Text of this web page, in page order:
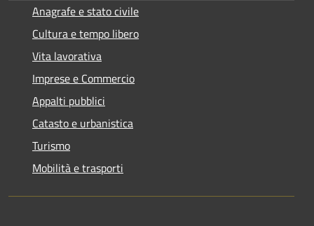
Anagrafe e stato civile
Cultura e tempo libero
Vita lavorativa
Imprese e Commercio
Appalti pubblici
Catasto e urbanistica
Turismo
Mobilità e trasporti